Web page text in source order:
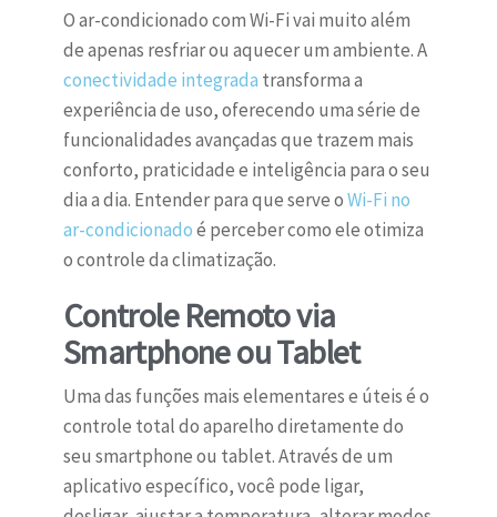
O ar-condicionado com Wi-Fi vai muito além
de apenas resfriar ou aquecer um ambiente. A
conectividade integrada transforma a
experiência de uso, oferecendo uma série de
funcionalidades avançadas que trazem mais
conforto, praticidade e inteligência para o seu
dia a dia. Entender para que serve oWi-Fi no
ar-condicionadoé perceber como ele otimiza
o controle da climatização.
Controle Remoto via
Smartphone ou Tablet
Uma das funções mais elementares e úteis é o
controle total do aparelho diretamente do
seu smartphone ou tablet. Através de um
aplicativo específico, você pode ligar,